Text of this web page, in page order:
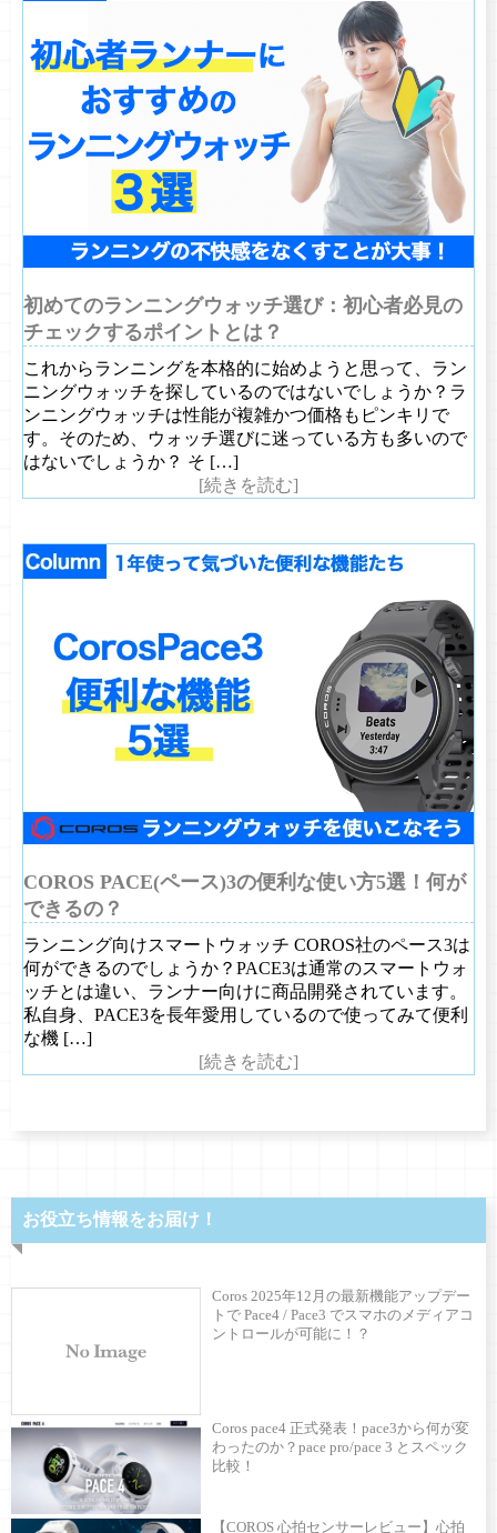
初めてのランニングウォッチ選び：初心者必見の
チェックするポイントとは？
これからランニングを本格的に始めようと思って、ラン
ニングウォッチを探しているのではないでしょうか？ラ
ンニングウォッチは性能が複雑かつ価格もピンキリで
す。そのため、ウォッチ選びに迷っている方も多いので
はないでしょうか？ そ […]
[続きを読む]
COROS PACE(ペース)3の便利な使い方5選！何が
できるの？
ランニング向けスマートウォッチ COROS社のペース3は
何ができるのでしょうか？PACE3は通常のスマートウォ
ッチとは違い、ランナー向けに商品開発されています。
私自身、PACE3を長年愛用しているので使ってみて便利
な機 […]
[続きを読む]
お役立ち情報をお届け！
Coros 2025年12月の最新機能アップデー
トで Pace4 / Pace3 でスマホのメディアコ
ントロールが可能に！？
Coros pace4 正式発表！pace3から何が変
わったのか？pace pro/pace 3 とスペック
比較！
【COROS 心拍センサーレビュー】心拍